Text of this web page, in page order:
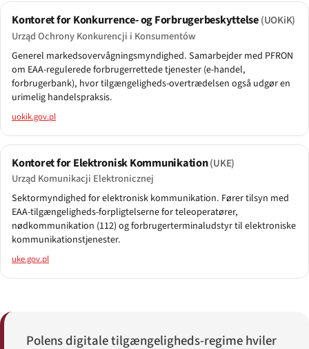
Kontoret for Konkurrence- og Forbrugerbeskyttelse(UOKiK)
Urząd Ochrony Konkurencji i Konsumentów
Generel markedsovervågningsmyndighed. Samarbejder med PFRON
om EAA-regulerede forbrugerrettede tjenester (e-handel,
forbrugerbank), hvor tilgængeligheds-overtrædelsen også udgør en
urimelig handelspraksis.
uokik.gov.pl
Kontoret for Elektronisk Kommunikation(UKE)
Urząd Komunikacji Elektronicznej
Sektormyndighed for elektronisk kommunikation. Fører tilsyn med
EAA-tilgængeligheds-forpligtelserne for teleoperatører,
nødkommunikation (112) og forbrugerterminaludstyr til elektroniske
kommunikationstjenester.
uke.gov.pl
Polens digitale tilgængeligheds-regime hviler